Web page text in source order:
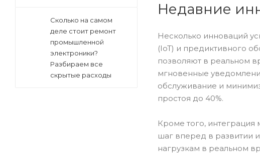
Недавние
Несколько инноваций
(IoT) и предиктивного
позволяют в реальном
мгновенные
обслуживание и
простоя до 40%.
Кроме того,
шаг вперед в развитии
нагрузкам в реальном
Сколько на самом
деле стоит ремонт
промышленной
электроники?
Разбираем все
скрытые расходы